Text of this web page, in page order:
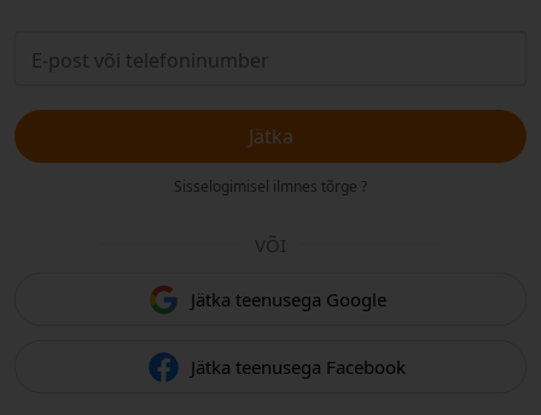
Jätka
Sisselogimisel ilmnes tõrge ?
VÕI
Jätka teenusega Google
Jätka teenusega Facebook